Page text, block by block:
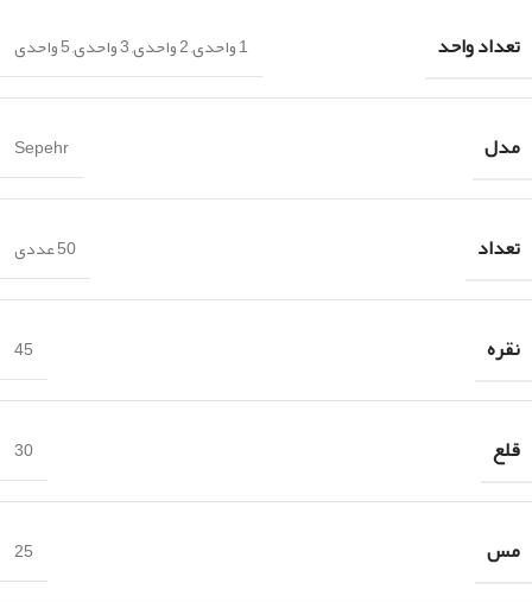
تعداد واحد 1 واحدی, 2 واحدی, 3 واحدی, 5 واحدی
مدل Sepehr
تعداد 50 عددی
نقره 45
قلع 30
مس 25